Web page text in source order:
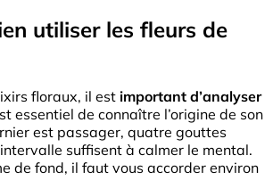
utiliser les fleurs de
floraux, il est important d’analyser
essentiel de connaître l’origine de son
est passager, quatre gouttes
suffisent à calmer le mental.
de fond, il faut vous accorder environ